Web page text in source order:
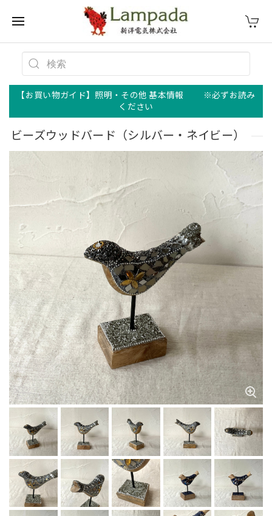
【お買い物ガイド】照明・その他 基本情報 ※必ずお読み
ください
ビーズウッドバード（シルバー・ネイビー）